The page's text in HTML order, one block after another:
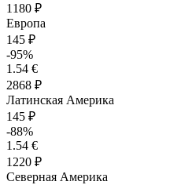
1180 ₽
Европа
145 ₽
-95%
1.54 €
2868 ₽
Латинская Америка
145 ₽
-88%
1.54 €
1220 ₽
Северная Америка